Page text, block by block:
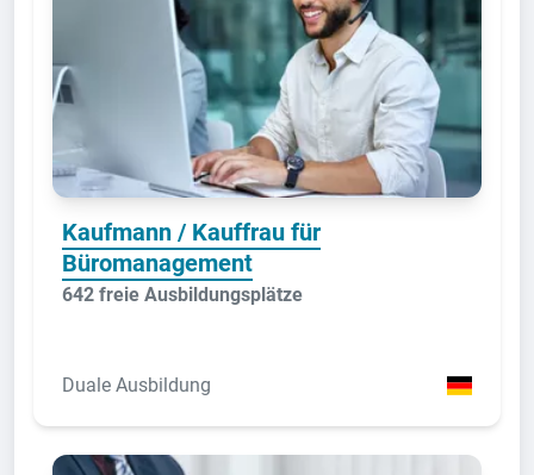
Kaufmann / Kauffrau für
Büromanagement
642 freie Ausbildungsplätze
Duale Ausbildung